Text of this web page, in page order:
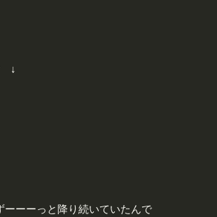
↓
ーーーっと降り続いていたんで